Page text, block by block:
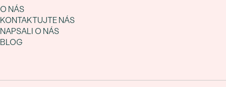
O NÁS
KONTAKTUJTE NÁS
NAPSALI O NÁS
BLOG